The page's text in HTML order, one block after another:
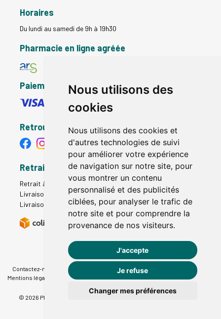
Nous utilisons des
cookies
Nous utilisons des cookies et
d'autres technologies de suivi
pour améliorer votre expérience
de navigation sur notre site, pour
vous montrer un contenu
personnalisé et des publicités
ciblées, pour analyser le trafic de
notre site et pour comprendre la
provenance de nos visiteurs.
J'accepte
Je refuse
Changer mes préférences
Horaires
Du lundi au samedi de 9h à 19h30
Pharmacie en ligne agréée
Paiement sécurisé
Retrouvez-nous
Retrait - Livraison
Retrait à la pharmacie - Click & Collect
Livraison en Point Relais
Livraison à domicile
Contactez-nous Poser une question | Déclarer un effet indésirable
Mentions légales
Conditions générales - CGV Données personnelles
Préférences Cookies
© 2026 Pharmacie du Therain